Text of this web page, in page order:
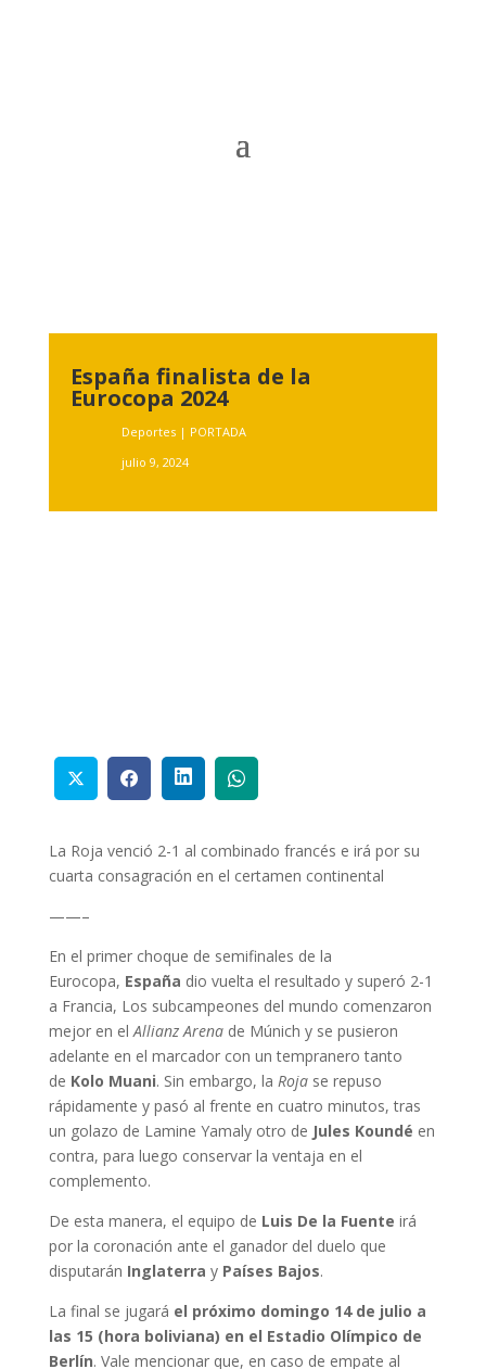
España finalista de la
Eurocopa 2024
Deportes| PORTADA
julio 9, 2024
La Roja venció 2-1 al combinado francés e irá por su
cuarta consagración en el certamen continental
——–
En el primer choque de semifinales de la
Eurocopa, España dio vuelta el resultado y superó 2-1
a Francia, Los subcampeones del mundo comenzaron
mejor en el Allianz Arenade Múnich y se pusieron
adelante en el marcador con un tempranero tanto
de Kolo Muani. Sin embargo, la Rojase repuso
rápidamente y pasó al frente en cuatro minutos, tras
un golazo de Lamine Yamaly otro de Jules Koundé en
contra, para luego conservar la ventaja en el
complemento.
De esta manera, el equipo de Luis De la Fuente irá
por la coronación ante el ganador del duelo que
disputarán Inglaterra y Países Bajos.
La final se jugará el próximo domingo 14 de julio a
las 15 (hora boliviana) en el Estadio Olímpico de
Berlín. Vale mencionar que, en caso de empate al